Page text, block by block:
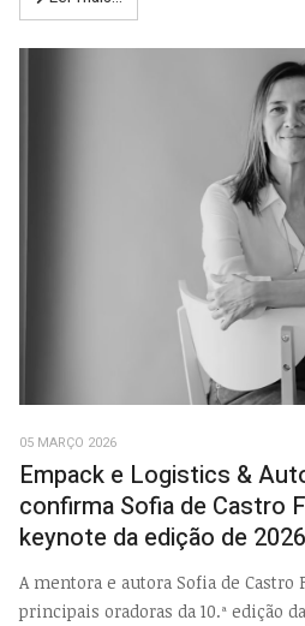
05 MARÇO 2026
Empack e Logistics &
confirma Sofia de Castro
keynote da edição de 2026
A mentora e autora Sofia de Castro
principais oradoras da 10.ª edição